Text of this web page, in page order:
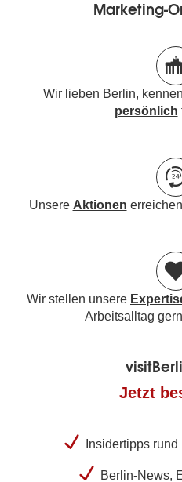
Marketing-
Wir lieben Berlin,
persönlich
Unsere Aktionen
Wir stellen unsere
Arbeitsalltag
Jetzt
Insidertipps
Berlin-News,